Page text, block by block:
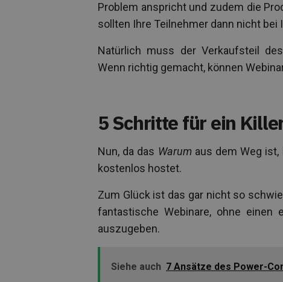
Problem anspricht und zudem die
sollten Ihre Teilnehmer dann nicht bei
Natürlich muss der Verkaufsteil
Wenn richtig gemacht, können
5 Schritte für ein
Nun, da das Warumaus dem Weg ist,
kostenlos hostet.
Zum Glück ist das gar nicht so
fantastische Webinare, ohne einen
auszugeben.
Siehe auch 7 Ansätze des Power-